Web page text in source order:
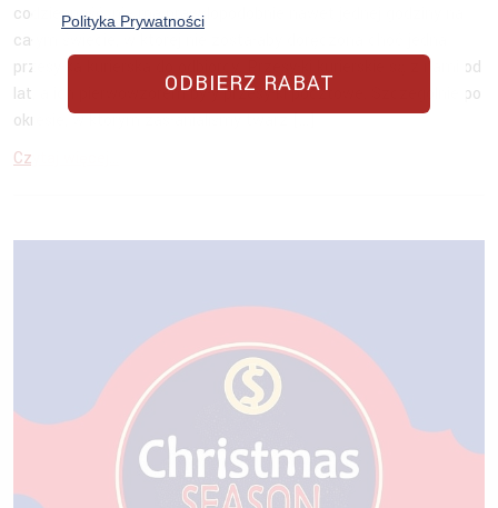
codzienność, nie ma prawdopodobnie nawet jednej godziny na
całym świecie, w której nie zostałaby doręczona choć jedna
przesyłka kurierska do odbiorcy. Przesyłki kurierskie są z nami od
lat, a ich pierwowzorem były przesyłki pocztowe. Szczególnie po
okresie, w którym zasłanialiśmy twarz […]
Czytaj więcej...
Polityka Prywatności
ODBIERZ RABAT